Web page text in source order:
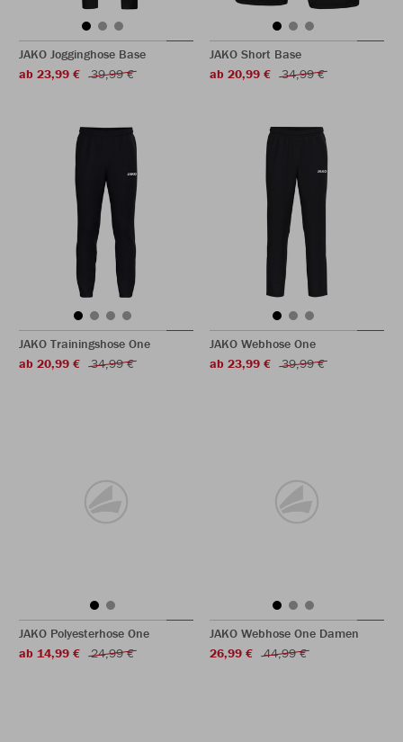
JAKO Jogginghose Base
ab 23,99 €
39,99 €
JAKO Short Base
ab 20,99 €
34,99 €
JAKO Trainingshose One
ab 20,99 €
34,99 €
JAKO Webhose One
ab 23,99 €
39,99 €
JAKO Polyesterhose One
ab 14,99 €
24,99 €
JAKO Webhose One Damen
26,99 €
44,99 €